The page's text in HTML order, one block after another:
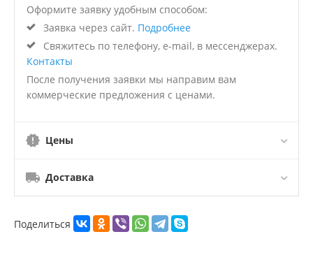
Оформите заявку удобным способом:
Заявка через сайт. Подробнее
Свяжитесь по телефону, e-mail, в мессенджерах.
Контакты
После получения заявки мы направим вам
коммерческие предложения с ценами.
Цены
Доставка
Поделиться